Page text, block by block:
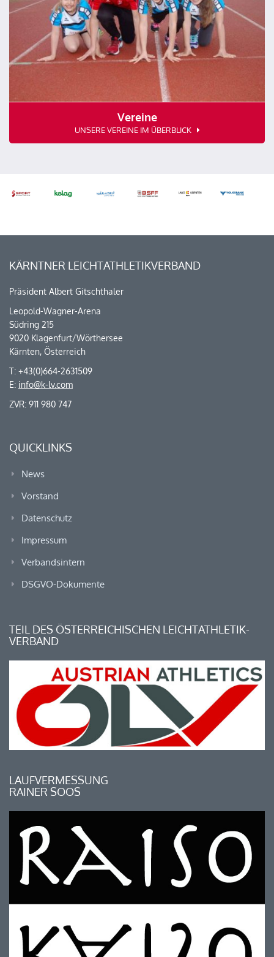
Vereine
UNSERE VEREINE IM ÜBERBLICK
KÄRNTNER LEICHTATHLETIKVERBAND
Präsident Albert Gitschthaler
Leopold-Wagner-Arena
Südring 215
9020 Klagenfurt/Wörthersee
Kärnten, Österreich
T: +43(0)664-2631509
E: info@k-lv.com
ZVR: 911 980 747
QUICKLINKS
News
Vorstand
Datenschutz
Impressum
Verbandsintern
DSGVO-Dokumente
TEIL DES ÖSTERREICHISCHEN LEICHTATHLETIK-
VERBAND
LAUFVERMESSUNG
RAINER SOOS